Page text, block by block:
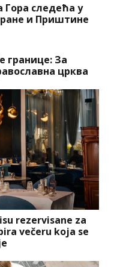
Гора следећа у
и Приштине
границе: За
црква
rezervisane za
večeru koja se